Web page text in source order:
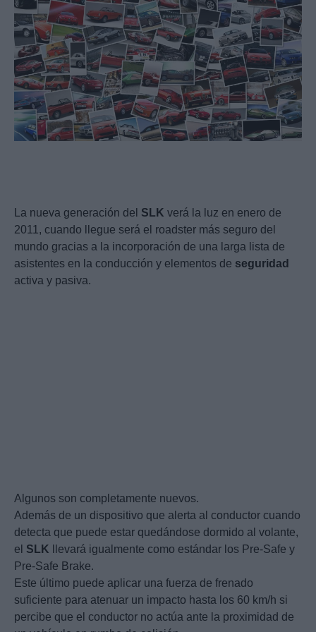
La nueva generación del SLK verá la luz en enero de
2011, cuando llegue será el roadster más seguro del
mundo gracias a la incorporación de una larga lista de
asistentes en la conducción y elementos de seguridad
activa y pasiva.
Algunos son completamente nuevos.
Además de un dispositivo que alerta al conductor cuando
detecta que puede estar quedándose dormido al volante,
el SLK llevará igualmente como estándar los Pre-Safe y
Pre-Safe Brake.
Este último puede aplicar una fuerza de frenado
suficiente para atenuar un impacto hasta los 60 km/h si
percibe que el conductor no actúa ante la proximidad de